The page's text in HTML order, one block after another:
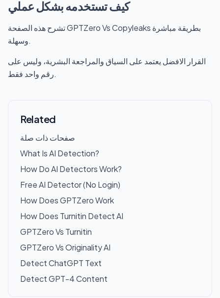
كيف تستخدمه بشكل عملي
تشرح هذه الصفحة GPTZero Vs Copyleaks بطريقة مباشرة
وسهلة.
القرار الافضل يعتمد على السياق والمراجعة البشرية، وليس على
رقم واحد فقط.
Related
صفحات ذات صلة
What Is AI Detection?
How Do AI Detectors Work?
Free AI Detector (No Login)
How Does GPTZero Work
How Does Turnitin Detect AI
GPTZero Vs Turnitin
GPTZero Vs Originality AI
Detect ChatGPT Text
Detect GPT-4 Content